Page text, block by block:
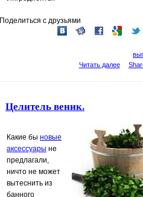
Поделиться с друзьями
Читать далее
Целитель веник.
Какие бы новые
аксессуары не
предлагали,
ничто не может
вытеснить из
банного